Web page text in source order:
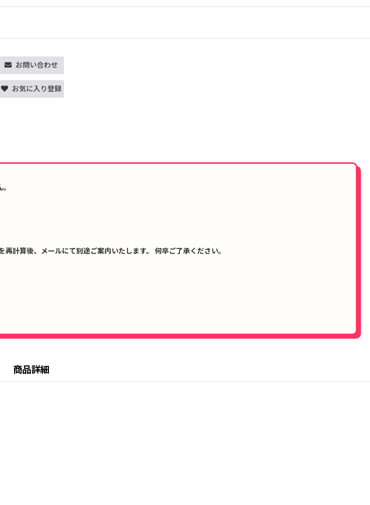
お問い合わせ
お気に入り登録
計算後、メールにて別途ご案内いたします。 何卒ご了承ください。
商品詳細